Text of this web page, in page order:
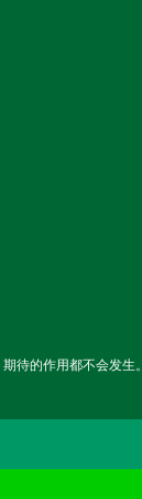
待的作用都不会发生。